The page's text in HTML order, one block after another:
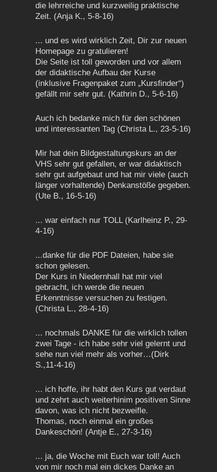
die lehrreiche und kurzweilig praktische
Zeit. (Anja K., 5-8-16)
... und es wird wirklich Zeit, Dir zur neuen
Homepage zu gratulieren!
Die Seite ist toll geworden und vor allem
der didaktische Aufbau der Kurse
(inklusive Fragenpaket zum „Kursfinder“)
gefällt mir sehr gut. (Kathrin D., 5-6-16)
Auch ich bedanke mich für den schönen
und interessanten Tag (Christa L., 23-5-16)
Mir hat dein Bildgestaltungskurs an der
VHS sehr gut gefallen, er war didaktisch
sehr gut aufgebaut und hat mir viele (auch
länger vorhaltende) Denkanstöße gegeben.
(Ute B., 16-5-16)
... war einfach nur TOLL (Karlheinz P., 29-
4-16)
...danke für die PDF Dateien, habe sie
schon gelesen.
Der Kurs in Niedernhall hat mir viel
gebracht, ich werde die neuen
Erkenntnisse versuchen zu festigen.
(Christa L., 28-4-16)
... nochmals DANKE für die wirklich tollen
zwei Tage - ich habe sehr viel gelernt und
sehe nun viel mehr als vorher…(Dirk
S.,11-4-16)
... ich hoffe, ihr habt den Kurs gut verdaut
und zehrt auch weiterhinim positiven Sinne
davon, was ich nicht bezweifle.
Thomas, noch einmal ein großes
Dankeschön! (Antje E., 27-3-16)
... ja, die Woche mit Euch war toll! Auch
von mir noch mal ein dickes Danke an